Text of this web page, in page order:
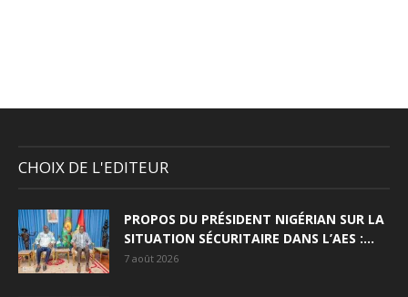
CHOIX DE L'EDITEUR
PROPOS DU PRÉSIDENT NIGÉRIAN SUR LA
SITUATION SÉCURITAIRE DANS L’AES :...
7 août 2026